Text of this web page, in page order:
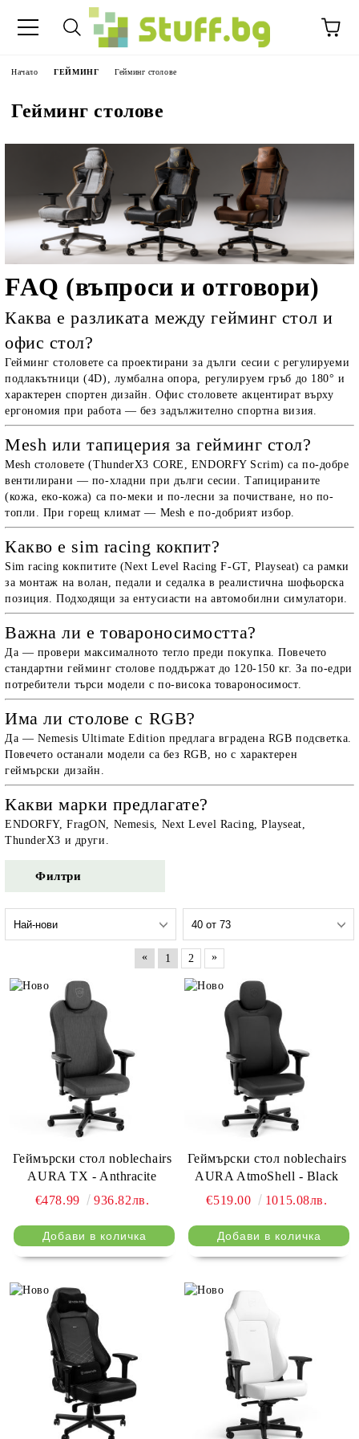
Начало ГЕЙМИНГ Гейминг столове
Гейминг столове
FAQ (въпроси и отговори)
Каква е разликата между гейминг стол и
офис стол?
Гейминг столовете са проектирани за дълги сесии с регулируеми
подлакътници (4D), лумбална опора, регулируем гръб до 180° и
характерен спортен дизайн. Офис столовете акцентират върху
ергономия при работа — без задължително спортна визия.
Mesh или тапицерия за гейминг стол?
Mesh столовете (ThunderX3 CORE, ENDORFY Scrim) са по-добре
вентилирани — по-хладни при дълги сесии. Тапицираните
(кожа, еко-кожа) са по-меки и по-лесни за почистване, но по-
топли. При горещ климат — Mesh е по-добрият избор.
Какво е sim racing кокпит?
Sim racing кокпитите (Next Level Racing F-GT, Playseat) са рамки
за монтаж на волан, педали и седалка в реалистична шофьорска
позиция. Подходящи за ентусиасти на автомобилни симулатори.
Важна ли е товароносимостта?
Да — провери максималното тегло преди покупка. Повечето
стандартни гейминг столове поддържат до 120-150 кг. За по-едри
потребители търси модели с по-висока товароносимост.
Има ли столове с RGB?
Да — Nemesis Ultimate Edition предлага вградена RGB подсветка.
Повечето останали модели са без RGB, но с характерен
геймърски дизайн.
Какви марки предлагате?
ENDORFY, FragON, Nemesis, Next Level Racing, Playseat,
ThunderX3 и други.
Филтри
« 1 2 »
Геймърски стол noblechairs
AURA TX - Anthracite
€478.99
936.82лв.
Геймърски стол noblechairs
AURA AtmoShell - Black
€519.00
1015.08лв.